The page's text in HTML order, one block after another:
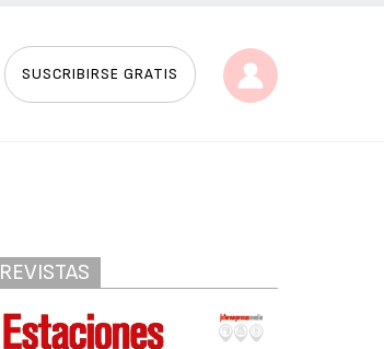
SUSCRIBIRSE GRATIS
REVISTAS